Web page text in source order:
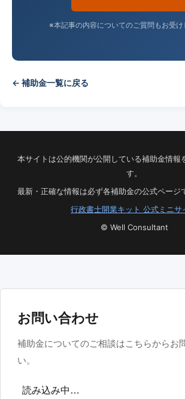
※本記事の内容についてのご質問もお受け
← 補助金一覧に戻る
本サイトは公的機関が公開している補助金情報
す。
最新・正確な情報は必ず各補助金の公式ページ
行政書士開業キット 公式ミニサ
© Well Consultant
お問い合わせ
補助金についてのご相談はこちらからお
い。